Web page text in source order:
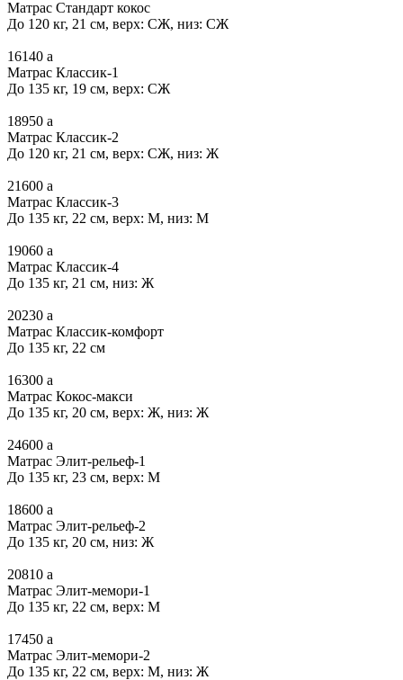
Матрас Стандарт кокос
До 120 кг, 21 см, верх: СЖ, низ: СЖ
16140 a
Матрас Классик-1
До 135 кг, 19 см, верх: СЖ
18950 a
Матрас Классик-2
До 120 кг, 21 см, верх: СЖ, низ: Ж
21600 a
Матрас Классик-3
До 135 кг, 22 см, верх: М, низ: М
19060 a
Матрас Классик-4
До 135 кг, 21 см, низ: Ж
20230 a
Матрас Классик-комфорт
До 135 кг, 22 см
16300 a
Матрас Кокос-макси
До 135 кг, 20 см, верх: Ж, низ: Ж
24600 a
Матрас Элит-рельеф-1
До 135 кг, 23 см, верх: М
18600 a
Матрас Элит-рельеф-2
До 135 кг, 20 см, низ: Ж
20810 a
Матрас Элит-мемори-1
До 135 кг, 22 см, верх: М
17450 a
Матрас Элит-мемори-2
До 135 кг, 22 см, верх: М, низ: Ж